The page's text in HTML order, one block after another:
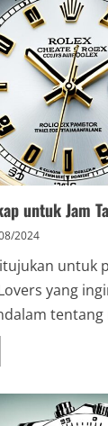
untuk Jam
2024
untuk
yang
tentang